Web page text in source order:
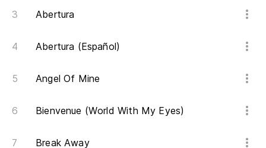
Abertura
Abertura (Español)
Angel Of Mine
Bienvenue (World With My Eyes)
Break Away